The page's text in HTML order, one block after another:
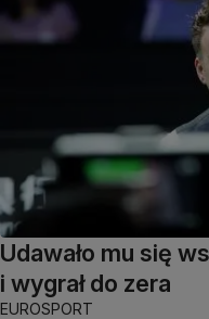
Udawało mu się
i wygrał do zera
EUROSPORT